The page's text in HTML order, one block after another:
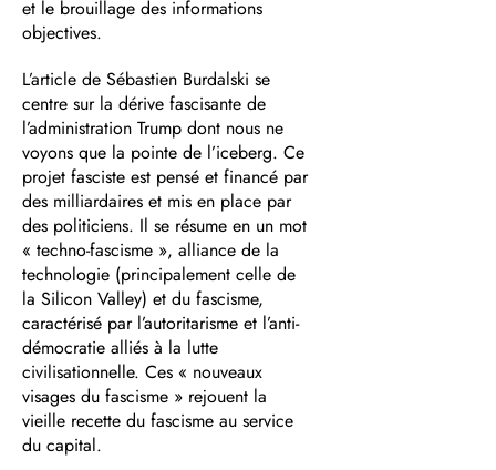
et le brouillage des informations
objectives.
L’article de Sébastien Burdalski se
centre sur la dérive fascisante de
l’administration Trump dont nous ne
voyons que la pointe de l’iceberg. Ce
projet fasciste est pensé et financé par
des milliardaires et mis en place par
des politiciens. Il se résume en un mot
« techno-fascisme », alliance de la
technologie (principalement celle de
la Silicon Valley) et du fascisme,
caractérisé par l’autoritarisme et l’anti-
démocratie alliés à la lutte
civilisationnelle. Ces « nouveaux
visages du fascisme » rejouent la
vieille recette du fascisme au service
du capital.